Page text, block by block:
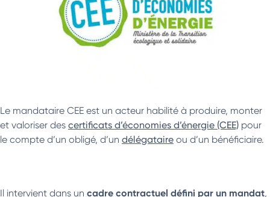
Le mandataire CEE est un acteur habilité à produire, monter
et valoriser des certificats d’économies d’énergie (CEE) pour
le compte d’un obligé, d’un délégataire ou d’un bénéficiaire.
Il intervient dans un cadre contractuel défini par un mandat,